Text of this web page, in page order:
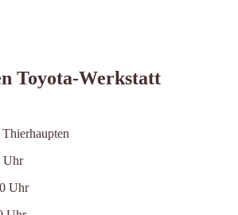
Toyota-Werkstatt
Uhr
Uhr